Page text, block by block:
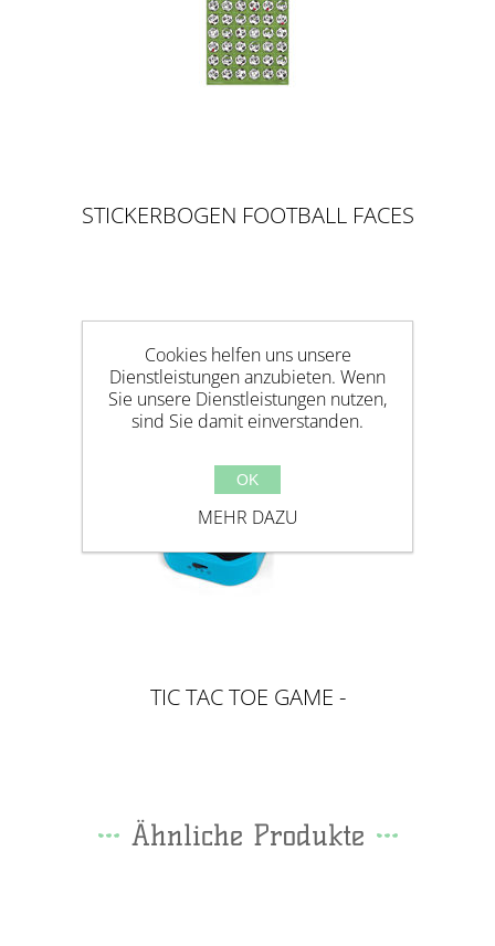
STICKERBOGEN FOOTBALL FACES
TIC TAC TOE GAME -
Ähnliche Produkte
Cookies helfen uns unsere
Dienstleistungen anzubieten. Wenn
Sie unsere Dienstleistungen nutzen,
sind Sie damit einverstanden.
OK
MEHR DAZU